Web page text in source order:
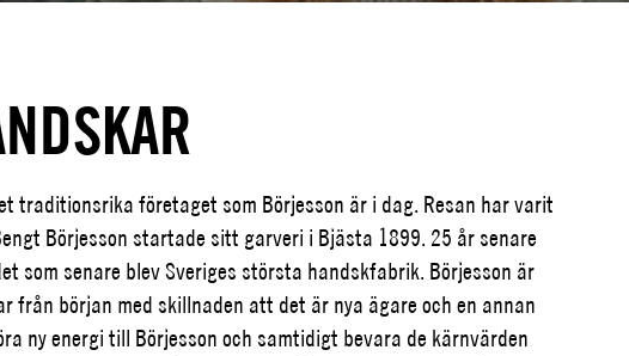
traditionsrika företaget som Börjesson är i dag. Resan har varit
Börjesson startade sitt garveri i Bjästa 1899. 25 år senare
som senare blev Sveriges största handskfabrik. Börjesson är
början med skillnaden att det är nya ägare och en annan
ny energi till Börjesson och samtidigt bevara de kärnvärden